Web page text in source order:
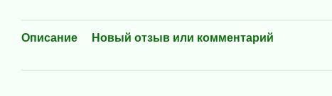
Описание Новый отзыв или комментарий